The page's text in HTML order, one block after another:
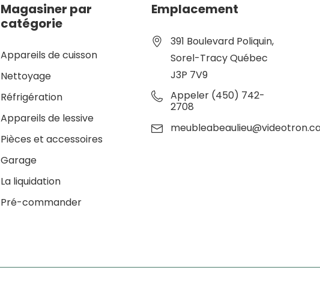
Magasiner par
catégorie
Appareils de cuisson
Nettoyage
Réfrigération
Appareils de lessive
Pièces et accessoires
Garage
La liquidation
Pré-commander
Emplacement
391 Boulevard Poliquin,
Sorel-Tracy Québec
J3P 7V9
Appeler (450) 742-
2708